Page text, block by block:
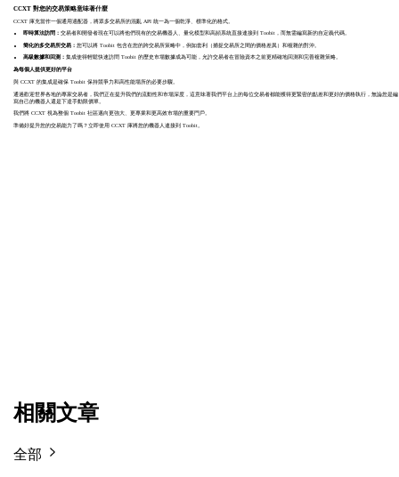
CCXT 對您的交易策略意味著什麼
CCXT 庫充當作一個通用適配器，將眾多交易所的混亂 API 統一為一個乾淨、標準化的格式。
即時算法訪問： 交易者和開發者現在可以將他們現有的交易機器人、量化模型和高頻系統直接連接到 Toobit，而無需編寫新的自定義代碼。
簡化的多交易所交易： 您可以將 Toobit 包含在您的跨交易所策略中，例如套利（捕捉交易所之間的價格差異）和複雜的對沖。
高級數據和回測： 集成使得輕鬆快速訪問 Toobit 的歷史市場數據成為可能，允許交易者在冒險資本之前更精確地回測和完善複雜策略。
為每個人提供更好的平台
與 CCXT 的集成是確保 Toobit 保持競爭力和高性能場所的必要步驟。
通過歡迎世界各地的專家交易者，我們正在提升我們的流動性和市場深度，這意味著我們平台上的每位交易者都能獲得更緊密的點差和更好的價格執行，無論您是編
寫自己的機器人還是下達手動限價單。
我們將 CCXT 視為整個 Toobit 社區邁向更強大、更專業和更高效市場的重要門戶。
準備好提升您的交易能力了嗎？立即使用 CCXT 庫將您的機器人連接到 Toobit。
相關文章
全部